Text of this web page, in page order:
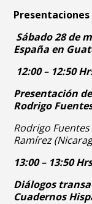
Sábado 28 de
España en
12:00 – 12:50
Presentación
Rodrigo
Rodrigo
Ramírez
13:00 – 13:50
Diálogos
Cuadernos